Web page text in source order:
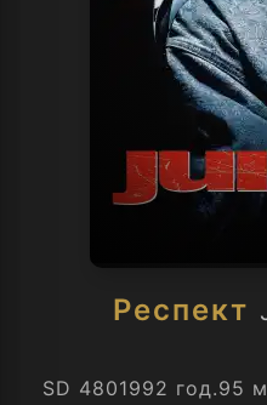
Респект
SD 4801992 год.95